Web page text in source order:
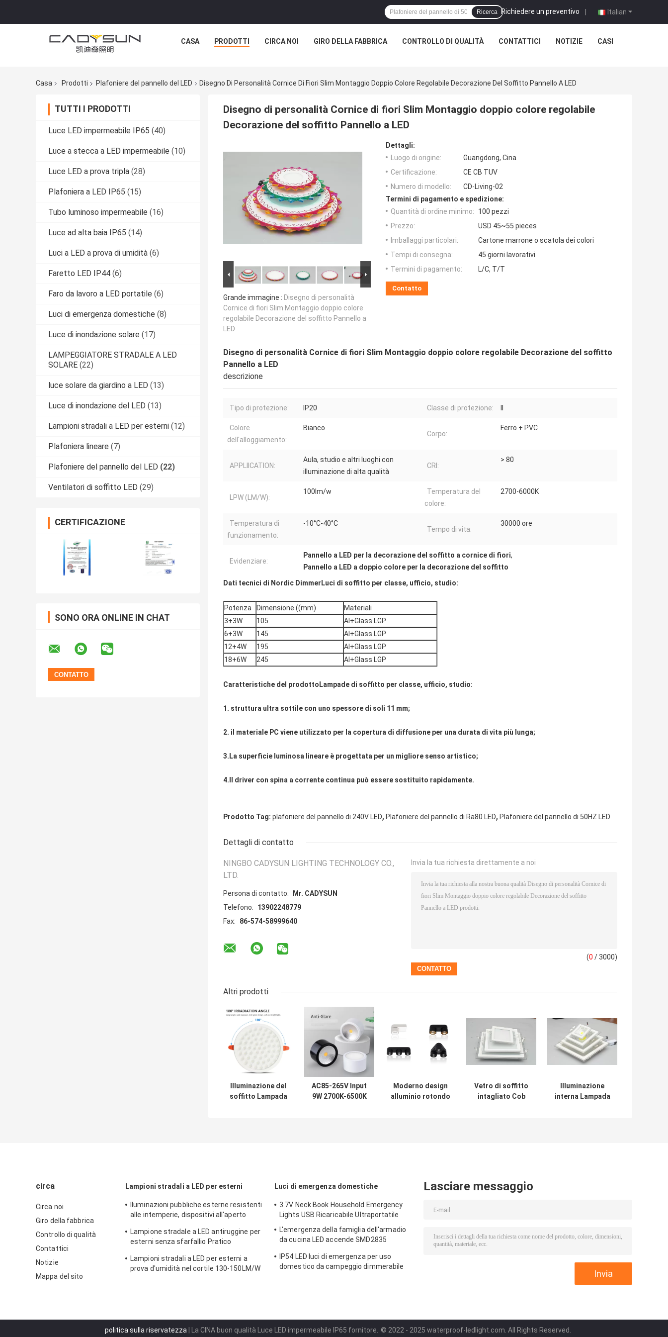
Italian
Richiedere un preventivo |
Ricerca
CASA PRODOTTI CIRCA NOI GIRO DELLA FABBRICA CONTROLLO DI QUALITÀ CONTATTICI NOTIZIE CASI
Casa Prodotti Plafoniere del pannello del LED Disegno Di Personalità Cornice Di Fiori Slim Montaggio Doppio Colore Regolabile Decorazione Del Soffitto Pannello A LED
TUTTI I PRODOTTI
Luce LED impermeabile IP65 (40)
Luce a stecca a LED impermeabile (10)
Luce LED a prova tripla (28)
Plafoniera a LED IP65 (15)
Tubo luminoso impermeabile (16)
Luce ad alta baia IP65 (14)
Luci a LED a prova di umidità (6)
Faretto LED IP44 (6)
Faro da lavoro a LED portatile (6)
Luci di emergenza domestiche (8)
Luce di inondazione solare (17)
LAMPEGGIATORE STRADALE A LED
SOLARE (22)
luce solare da giardino a LED (13)
Luce di inondazione del LED (13)
Lampioni stradali a LED per esterni (12)
Plafoniera lineare (7)
Plafoniere del pannello del LED (22)
Ventilatori di soffitto LED (29)
CERTIFICAZIONE
SONO ORA ONLINE IN CHAT
Disegno di personalità Cornice di fiori Slim Montaggio doppio colore regolabile
Decorazione del soffitto Pannello a LED
Grande immagine : Disegno di personalità
Cornice di fiori Slim Montaggio doppio colore
regolabile Decorazione del soffitto Pannello a
LED
Dettagli:
Luogo di origine:
Guangdong, Cina
Certificazione:
CE CB TUV
Numero di modello:
CD-Living-02
Termini di pagamento e spedizione:
Quantità di ordine minimo:
100 pezzi
Prezzo:
USD 45~55 pieces
Imballaggi particolari:
Cartone marrone o scatola dei colori
Tempi di consegna:
45 giorni lavorativi
Termini di pagamento:
L/C, T/T
Contatto
Disegno di personalità Cornice di fiori Slim Montaggio doppio colore regolabile Decorazione del soffitto
Pannello a LED
descrizione
Tipo di protezione: IP20 Classe di protezione:
Colore
dell'alloggiamento:
Bianco
Corpo:
Ferro + PVC
APPLIICATION:
Aula, studio e altri luoghi con
illuminazione di alta qualità
CRI:
> 80
LPW (LM/W):
100lm/w
Temperatura del
colore:
2700-6000K
Temperatura di
funzionamento:
-10°C-40°C
Tempo di vita:
30000 ore
Evidenziare:
Pannello a LED per la decorazione del soffitto a cornice di fiori,
Pannello a LED a doppio colore per la decorazione del soffitto
Dati tecnici di Nordic Dimmer Luci di soffitto per classe, ufficio, studio:
Potenza Dimensione ((mm)
Materiali
3+3W
105
Al+Glass LGP
6+3W
145
Al+Glass LGP
12+4W
195
Al+Glass LGP
18+6W
245 Al+Glass LGP
Caratteristiche del prodotto Lampade di soffitto per classe, ufficio, studio:
1. struttura ultra sottile con uno spessore di soli 11 mm;
2. il materiale PC viene utilizzato per la copertura di diffusione per una durata di vita più lunga;
3.La superficie luminosa lineare è progettata per un migliore senso artistico;
4.Il driver con spina a corrente continua può essere sostituito rapidamente.
Prodotto Tag: plafoniere del pannello di 240V LED, Plafoniere del pannello di Ra80 LED, Plafoniere del pannello di 50HZ LED
Dettagli di contatto
NINGBO CADYSUN LIGHTING TECHNOLOGY CO.,
LTD.
Persona di contatto:
Mr. CADYSUN
Telefono:
13902248779
Fax:
86-574-58999640
Invia la tua richiesta direttamente a noi
(0 / 3000)
Altri prodotti
Illuminazione del
soffitto Lampada
AC85-265V Input
9W 2700K-6500K
Moderno design
alluminio rotondo
Vetro di soffitto
intagliato Cob
Illuminazione
interna Lampada
circa
Circa noi
Giro della fabbrica
Controllo di qualità
Contattici
Notizie
Mappa del sito
Lampioni stradali a LED per esterni
Iluminazioni pubbliche esterne resistenti
alle intemperie, dispositivi all'aperto
Lampione stradale a LED antiruggine per
esterni senza sfarfallio Pratico
Lampioni stradali a LED per esterni a
prova d'umidità nel cortile 130-150LM/W
Luci di emergenza domestiche
3.7V Neck Book Household Emergency
Lights USB Ricaricabile Ultraportatile
L'emergenza della famiglia dell'armadio
da cucina LED accende SMD2835
IP54 LED luci di emergenza per uso
domestico da campeggio dimmerabile
Lasciare messaggio
politica sulla riservatezza| La CINA buon qualità Luce LED impermeabile IP65 fornitore. © 2022 - 2025 waterproof-ledlight.com. All Rights Reserved.